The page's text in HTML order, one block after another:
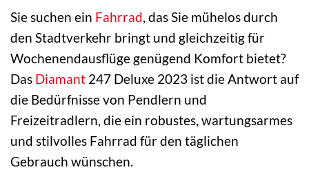
Sie suchen ein Fahrrad, das Sie mühelos durch
den Stadtverkehr bringt und gleichzeitig für
Wochenendausflüge genügend Komfort bietet?
Das Diamant 247 Deluxe 2023 ist die Antwort auf
die Bedürfnisse von Pendlern und
Freizeitradlern, die ein robustes, wartungsarmes
und stilvolles Fahrrad für den täglichen
Gebrauch wünschen.